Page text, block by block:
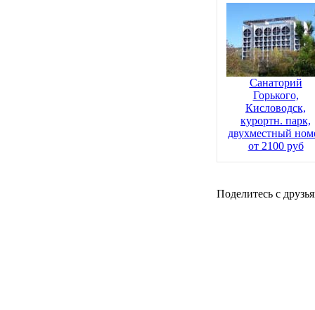
Санаторий
Горького,
Кисловодск,
курортн. парк,
двухместный
от 2100 руб
Поделитесь с